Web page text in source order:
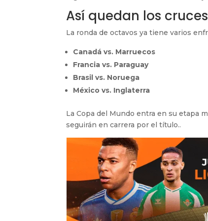
Así quedan los
La ronda de octavos ya tiene varios
Canadá vs. Marruecos
Francia vs. Paraguay
Brasil vs. Noruega
México vs. Inglaterra
La Copa del Mundo entra en su etapa
seguirán en carrera por el título..